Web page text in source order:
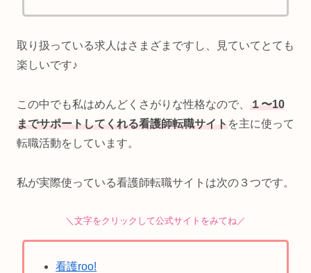
取り扱っている求人はさまざまですし、見ていてとても
楽しいです♪
この中でも私はめんどくさがりな性格なので、 １〜10
までサポートしてくれる看護師転職サイトを主に使って
転職活動をしています。
私が実際使っている看護師転職サイトは次の３つです。
＼文字をクリックして公式サイトをみてね／
看護roo!